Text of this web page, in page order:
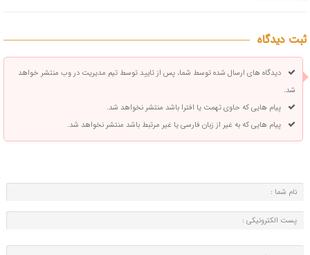
ثبت دیدگاه
دیدگاه های ارسال شده توسط شما، پس از تایید توسط تیم مدیریت در وب منتشر خواهد
شد.
پیام هایی که حاوی تهمت یا افترا باشد منتشر نخواهد شد.
پیام هایی که به غیر از زبان فارسی یا غیر مرتبط باشد منتشر نخواهد شد.